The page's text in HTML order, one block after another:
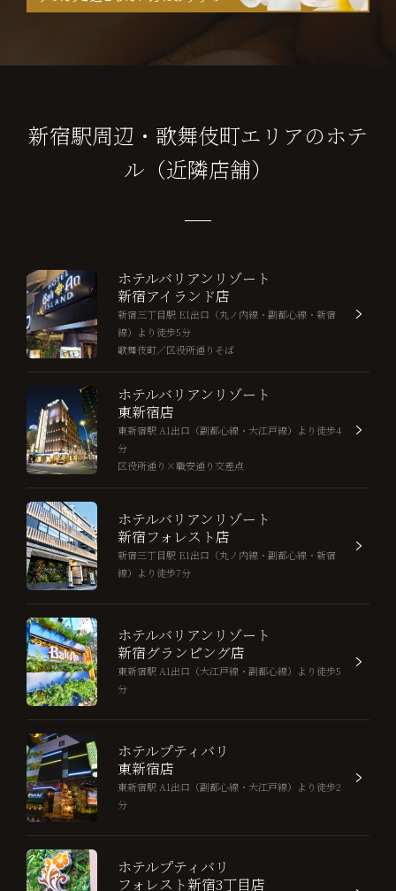
新宿駅周辺・歌舞伎町エリアのホテ
ル（近隣店舗）
ホテルバリアンリゾート
新宿アイランド店
新宿三丁目駅 E1出口（丸ノ内線・副都心線・新宿
線）より徒歩5分
歌舞伎町／区役所通りそば
ホテルバリアンリゾート
東新宿店
東新宿駅 A1出口（副都心線・大江戸線）より徒歩4
分
区役所通り×職安通り交差点
ホテルバリアンリゾート
新宿フォレスト店
新宿三丁目駅 E1出口（丸ノ内線・副都心線・新宿
線）より徒歩7分
ホテルバリアンリゾート
新宿グランピング店
東新宿駅 A1出口（大江戸線・副都心線）より徒歩5
分
ホテルプティバリ
東新宿店
東新宿駅 A1出口（副都心線・大江戸線）より徒歩2
分
ホテルプティバリ
フォレスト新宿3丁目店